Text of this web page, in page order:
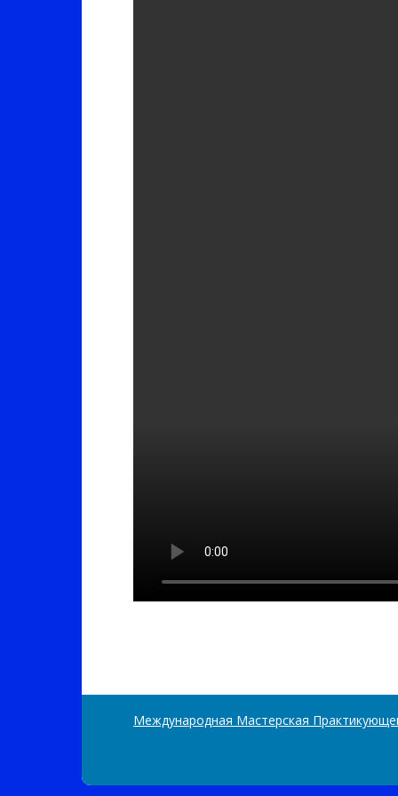
Международная Мастерская